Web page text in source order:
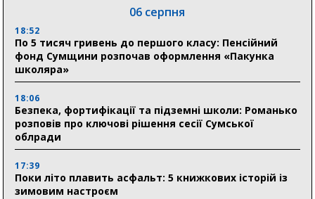
06 серпня
18:52
По 5 тисяч гривень до першого класу: Пенсійний
фонд Сумщини розпочав оформлення «Пакунка
школяра»
18:06
Безпека, фортифікації та підземні школи: Романько
розповів про ключові рішення сесії Сумської
облради
17:39
Поки літо плавить асфальт: 5 книжкових історій із
зимовим настроєм